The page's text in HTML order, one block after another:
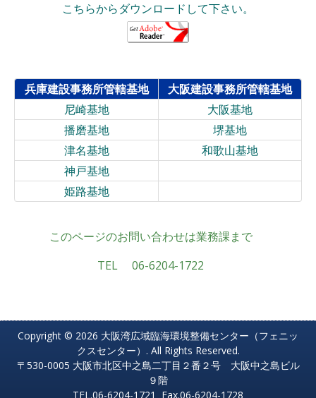
こちらからダウンロードして下さい。
兵庫建設事務所管轄基地
大阪建設事務所管轄基地
尼崎基地
大阪基地
播磨基地
堺基地
津名基地
和歌山基地
神戸基地
姫路基地
このページのお問い合わせは業務課まで
TEL 06-6204-1722
Copyright © 2026 大阪湾広域臨海環境整備センター（フェニッ
クスセンター）. All Rights Reserved.
〒530-0005 大阪市北区中之島二丁目２番２号 大阪中之島ビル
９階
TEL.06-6204-1721 Fax.06-6204-1728